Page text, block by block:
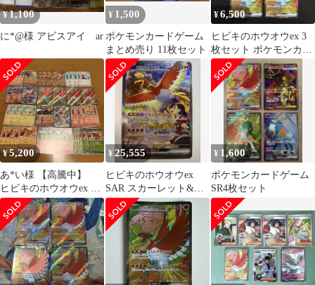
¥1,100
に*@様 アビスアイ ar
¥ 1,500
ポケモンカードゲーム
まとめ売り 11枚セット
¥6,500
ヒビキのホウオウex 3
枚セット ポケモンカー
ド
¥5,200
あ*い様 【高騰中】
ヒビキのホウオウex ヒ
ビキのバクフーン ほ
か
¥25,555
ヒビキのホウオウex
SAR スカーレット&バ
イオレット 強化拡張パ
ック 熱風
¥ 1,600
ポケモンカードゲーム
SR4枚セット